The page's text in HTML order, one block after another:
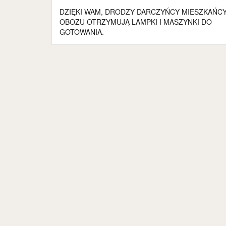
Nawigacja
wpisu
DZIĘKI WAM, DRODZY DARCZYŃCY
OBOZU OTRZYMUJĄ LAMPKI I MASZYNKI DO
GOTOWANIA.